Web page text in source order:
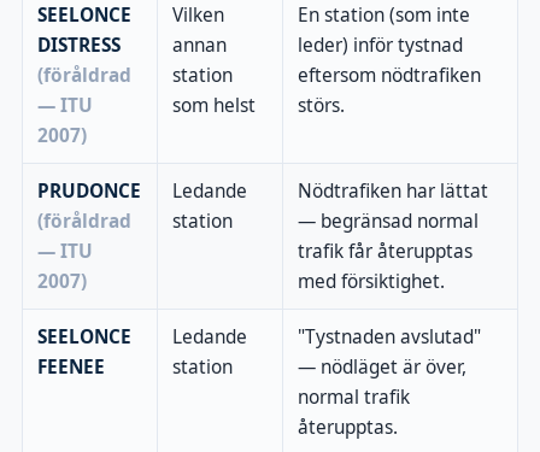
SEELONCE
DISTRESS
(föråldrad
— ITU
2007)
Vilken
annan
station
som helst
En station (som inte
leder) inför tystnad
eftersom nödtrafiken
störs.
PRUDONCE
(föråldrad
— ITU
2007)
Ledande
station
Nödtrafiken har lättat
— begränsad normal
trafik får återupptas
med försiktighet.
SEELONCE
FEENEE
Ledande
station
"Tystnaden avslutad"
— nödläget är över,
normal trafik
återupptas.